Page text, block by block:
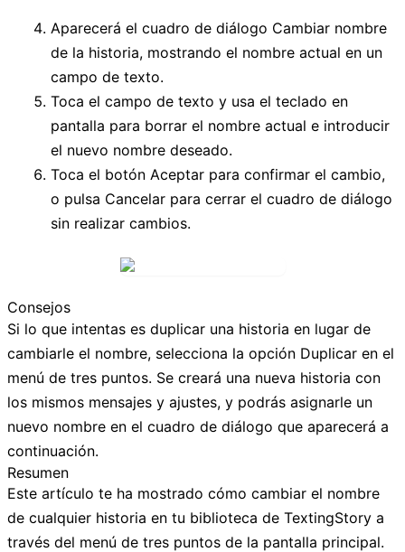
Aparecerá el cuadro de diálogo Cambiar nombre
de la historia, mostrando el nombre actual en un
campo de texto.
Toca el campo de texto y usa el teclado en
pantalla para borrar el nombre actual e introducir
el nuevo nombre deseado.
Toca el botón Aceptar para confirmar el cambio,
o pulsa Cancelar para cerrar el cuadro de diálogo
sin realizar cambios.
Consejos
Si lo que intentas es duplicar una historia en lugar de
cambiarle el nombre, selecciona la opción Duplicar en el
menú de tres puntos. Se creará una nueva historia con
los mismos mensajes y ajustes, y podrás asignarle un
nuevo nombre en el cuadro de diálogo que aparecerá a
continuación.
Resumen
Este artículo te ha mostrado cómo cambiar el nombre
de cualquier historia en tu biblioteca de TextingStory a
través del menú de tres puntos de la pantalla principal.